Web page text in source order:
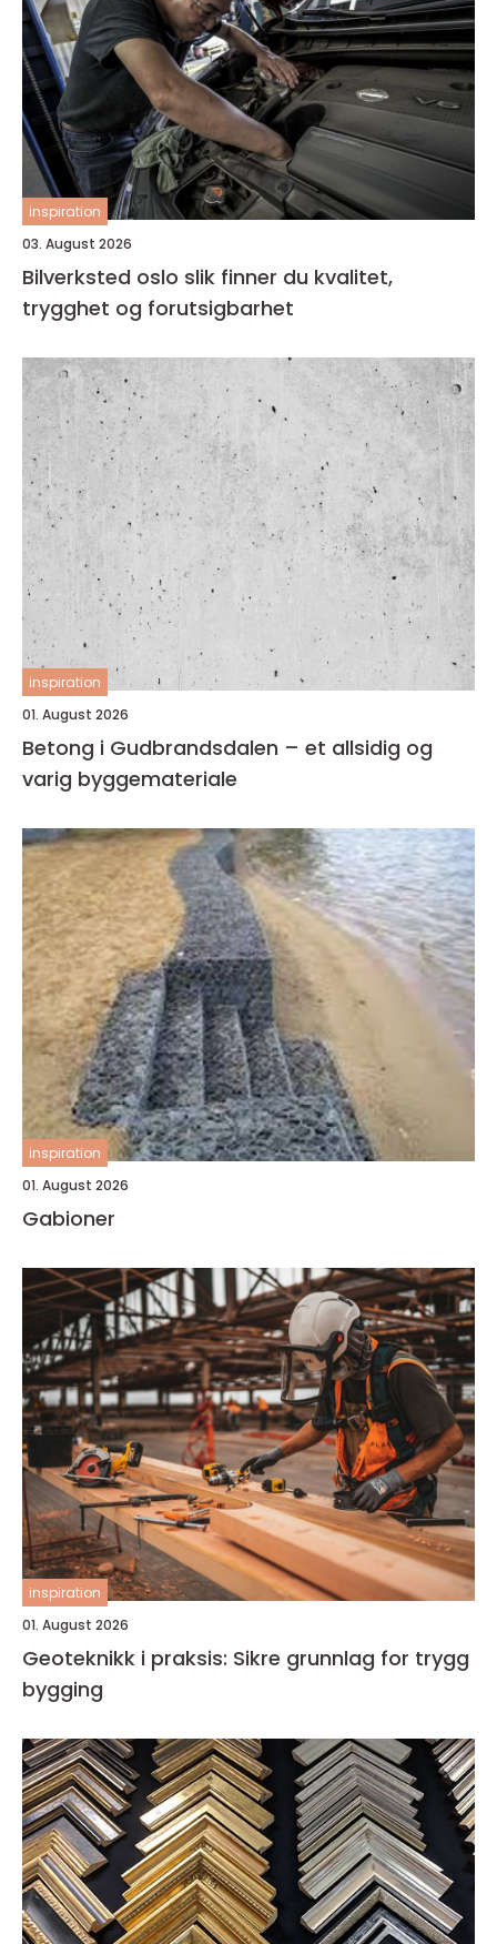
inspiration
03. August 2026
Bilverksted oslo slik finner du kvalitet,
trygghet og forutsigbarhet
inspiration
01. August 2026
Betong i Gudbrandsdalen – et allsidig og
varig byggemateriale
inspiration
01. August 2026
Gabioner
inspiration
01. August 2026
Geoteknikk i praksis: Sikre grunnlag for trygg
bygging